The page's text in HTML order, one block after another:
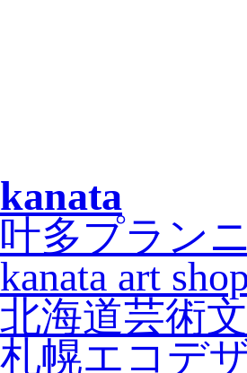
kanata
叶多プラン
kanata art
北海道芸術
札幌エコデ